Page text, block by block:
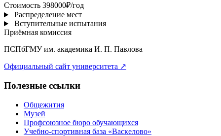
Стоимость 398000₽/год
Распределение мест
Вступительные испытания
Приёмная комиссия
ПСПбГМУ им. академика И. П. Павлова
Официальный сайт университета ↗
Полезные ссылки
Общежития
Музей
Профсоюзное бюро обучающихся
Учебно-спортивная база «Васкелово»